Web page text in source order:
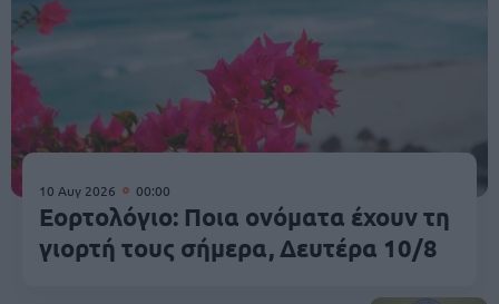
10 Αυγ 2026 00:00
Εορτολόγιο: Ποια ονόματα έχουν τη
γιορτή τους σήμερα, Δευτέρα 10/8